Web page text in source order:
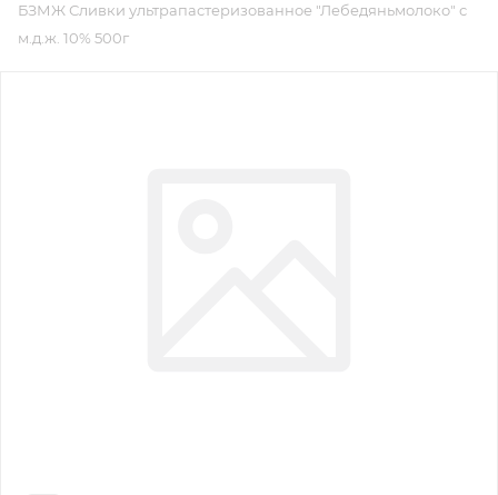
БЗМЖ Сливки ультрапастеризованное "Лебедяньмолоко" с
м.д.ж. 10% 500г